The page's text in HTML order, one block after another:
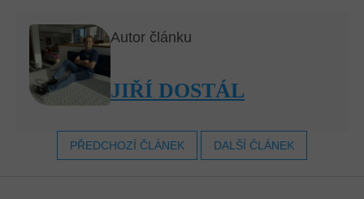
Autor článku
JIŘÍ DOSTÁL
PŘEDCHOZÍ ČLÁNEK DALŠÍ ČLÁNEK